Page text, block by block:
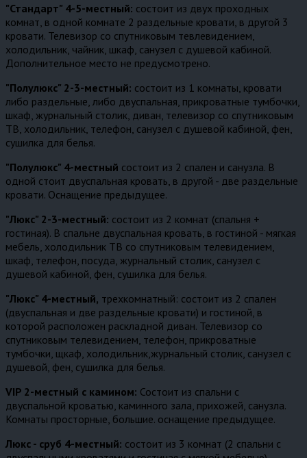
"Стандарт" 4-5-местный: состоит из двух проходных
комнат, в одной комнате 2 раздельные кровати, в другой 3
кровати. Телевизор со спутниковым тевлевидением,
холодильник, чайник, шкаф, санузел с душевой кабиной.
Дополнительное место не предусмотрено.
"Полулюкс" 2-3-местный: состоит из 1 комнаты, кровати
либо раздельные, либо двуспальная, прикроватные тумбочки,
шкаф, журнальный столик, диван, телевизор со спутниковым
ТВ, холодильник, телефон, санузел с душевой кабиной, фен,
сушилка для белья.
"Полулюкс" 4-местный состоит из 2 спален и санузла. В
одной стоит двуспальная кровать, в другой - две раздельные
кровати. Оснащение предыдущее.
"Люкс" 2-3-местный: состоит из 2 комнат (спальня +
гостиная). В спальне двуспальная кровать, в гостиной - мягкая
мебель, холодильник ТВ со спутниковым телевидением,
шкаф, телефон, посуда, журнальный столик, санузел с
душевой кабиной, фен, сушилка для белья.
"Люкс" 4-местный, трехкомнатный: состоит из 2 спален
(двуспальная и две раздельные кровати) и гостиной, в
которой расположен раскладной диван. Телевизор со
спутниковым телевидением, телефон, прикроватные
тумбочки, щкаф, холодильник,журнальный столик, санузел с
душевой, фен, сушилка для белья.
VIP 2-местный с камином: Состоит из спальни с
двуспальной кроватью, каминного зала, прихожей, санузла.
Комнаты просторные, большие. оснащение предыдущее.
Люкс - сруб 4-местный: состоит из 3 комнат (2 спальни с